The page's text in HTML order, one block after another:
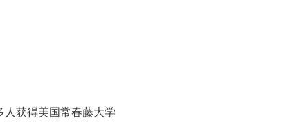
人获得美国常春藤大学